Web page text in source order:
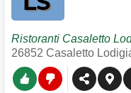
Ristoranti Casaletto
26852 Casaletto